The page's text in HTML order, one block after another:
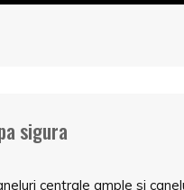
sigura
centrale ample si